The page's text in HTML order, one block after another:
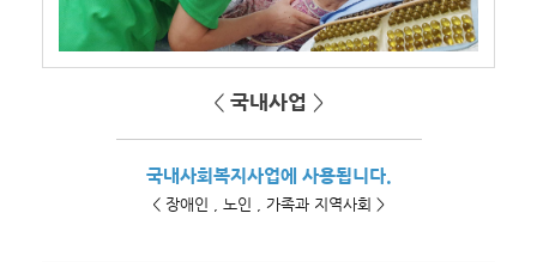
< 국내사업 >
국내사회복지사업에 사용됩니다.
< 장애인 , 노인 , 가족과 지역사회 >